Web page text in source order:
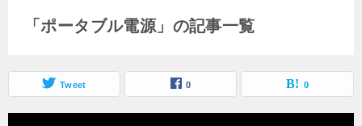
「ポータブル電源」の記事一覧
Tweet 0 0